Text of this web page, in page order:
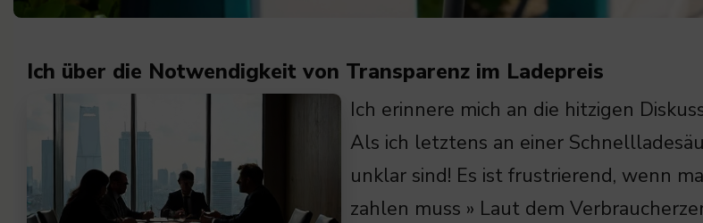
Ich über die Notwendigkeit von Transparenz im Ladepreis
Ich erinnere mich an die hitzigen
Als ich letztens an einer
unklar sind! Es ist frustrierend, wenn
zahlen muss » Laut dem